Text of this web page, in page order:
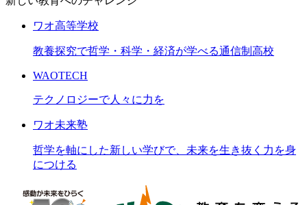
ワオ高等学校
教養探究で哲学・科学・経済が学べる通信制高校
WAOTECH
テクノロジーで人々に力を
ワオ未来塾
哲学を軸にした新しい学びで、未来を生き抜く力を身
につける